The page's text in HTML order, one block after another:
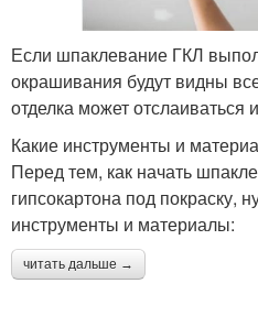
Если шпаклевание ГКЛ
окрашивания будут видны
отделка может
Какие инструменты и
Перед тем, как начать
гипсокартона под покраску,
инструменты и материалы:
читать дальше →